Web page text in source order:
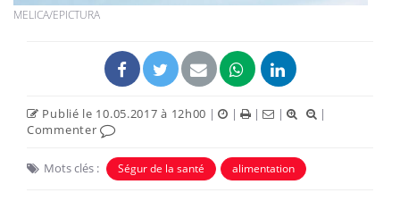
MELICA/EPICTURA
Publié le 10.05.2017 à 12h00 | | | |
|
Commenter
Mots clés : Ségur de la santé alimentation